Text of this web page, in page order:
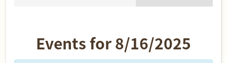
聯絡
丫丫夥伴 + 友情連接
Navigation
Events for 8/16/2025